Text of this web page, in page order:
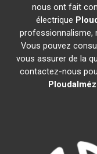
nous ont fait
électrique
professionnalisme,
Vous pouvez
vous assurer de la
contactez-nous